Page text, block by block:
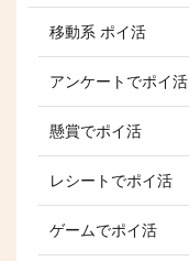
移動系 ポイ活
アンケートでポイ活
懸賞でポイ活
レシートでポイ活
ゲームでポイ活